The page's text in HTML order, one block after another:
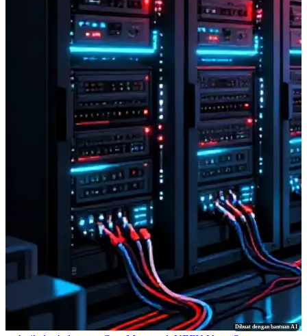
Dibuat dengan bantuan AI